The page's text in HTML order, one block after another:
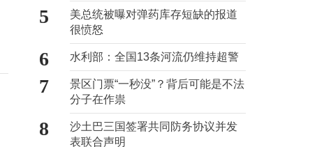
5
美总统被曝对弹药库存短缺的报道
很愤怒
6 水利部：全国13条河流仍维持超警
7
景区门票“一秒没”？背后可能是不法
分子在作祟
8
沙土巴三国签署共同防务协议并发
表联合声明